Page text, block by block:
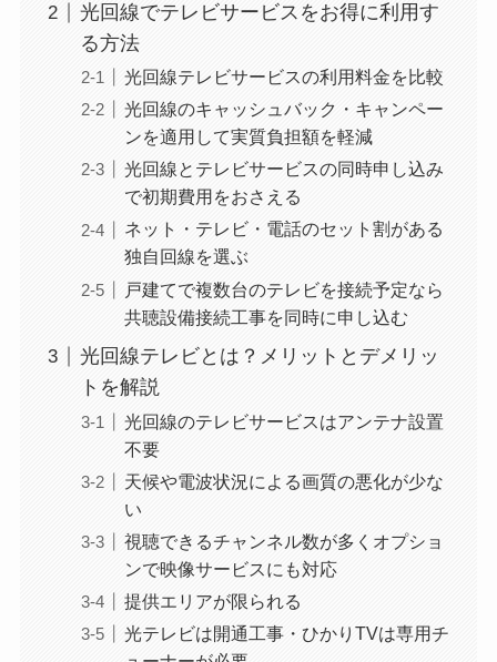
光回線でテレビサービスをお得に利用す
る方法
光回線テレビサービスの利用料金を比較
光回線のキャッシュバック・キャンペー
ンを適用して実質負担額を軽減
光回線とテレビサービスの同時申し込み
で初期費用をおさえる
ネット・テレビ・電話のセット割がある
独自回線を選ぶ
戸建てで複数台のテレビを接続予定なら
共聴設備接続工事を同時に申し込む
光回線テレビとは？メリットとデメリッ
トを解説
光回線のテレビサービスはアンテナ設置
不要
天候や電波状況による画質の悪化が少な
い
視聴できるチャンネル数が多くオプショ
ンで映像サービスにも対応
提供エリアが限られる
光テレビは開通工事・ひかりTVは専用チ